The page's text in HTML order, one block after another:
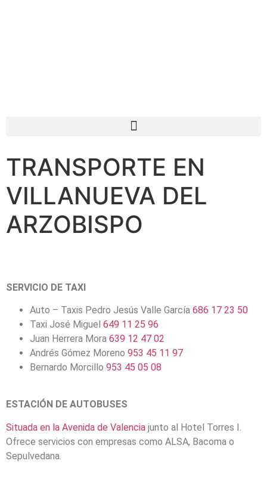
TRANSPORTE EN
VILLANUEVA DEL
ARZOBISPO
SERVICIO DE TAXI
Auto – Taxis Pedro Jesús Valle García 686 17 23 50
Taxi José Miguel 649 11 25 96
Juan Herrera Mora 639 12 47 02
Andrés Gómez Moreno 953 45 11 97
Bernardo Morcillo 953 45 05 08
ESTACIÓN DE AUTOBUSES
Situada en la Avenida de Valencia junto al Hotel Torres I.
Ofrece servicios con empresas como ALSA, Bacoma o
Sepulvedana.